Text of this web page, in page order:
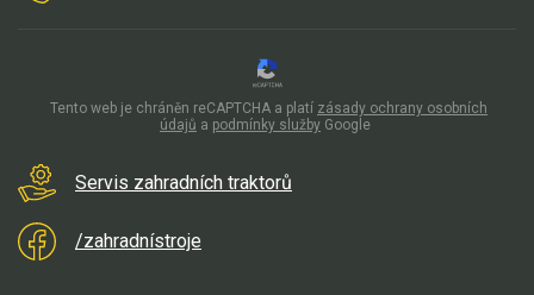
Servis zahradních traktorů
/zahradnístroje
Tento web je chráněn reCAPTCHA a platí zásady ochrany osobních
údajů a podmínky služby Google